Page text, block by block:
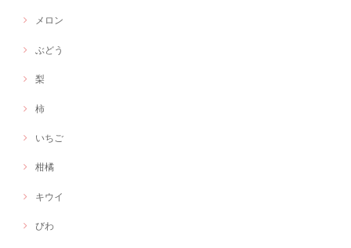
メロン
ぶどう
梨
柿
いちご
柑橘
キウイ
びわ